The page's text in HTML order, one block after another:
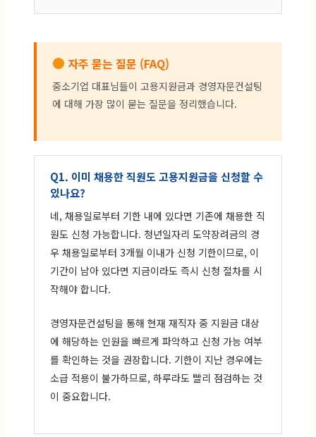
자주 묻는 질문 (FAQ)
중소기업 대표님들이 고용지원금과 경영자문컨설팅
에 대해 가장 많이 묻는 질문을 정리했습니다.
Q1. 이미 채용한 직원도 고용지원금을 신청할 수
있나요?
네, 채용일로부터 기한 내에 있다면 기존에 채용한 직
원도 신청 가능합니다. 청년일자리 도약장려금의 경
우 채용일로부터 3개월 이내가 신청 기한이므로, 이
기간이 남아 있다면 지금이라도 즉시 신청 절차를 시
작해야 합니다.
경영자문컨설팅을 통해 현재 재직자 중 지원금 대상
에 해당하는 인원을 빠르게 파악하고 신청 가능 여부
를 확인하는 것을 권장합니다. 기한이 지난 경우에는
소급 적용이 불가하므로, 하루라도 빨리 점검하는 것
이 중요합니다.